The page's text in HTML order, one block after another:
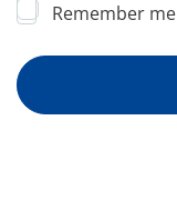
Remember me